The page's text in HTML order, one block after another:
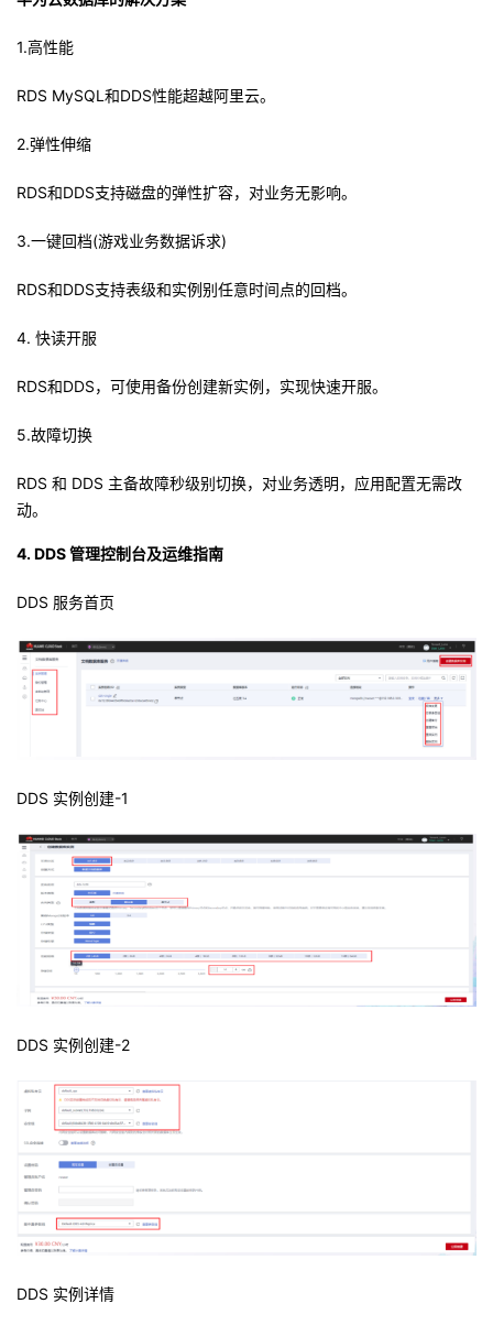
1.高性能
RDS MySQL和DDS性能超越阿里云。
2.弹性伸缩
RDS和DDS支持磁盘的弹性扩容，对业务无影响。
3.一键回档(游戏业务数据诉求)
RDS和DDS支持表级和实例别任意时间点的回档。
4. 快读开服
RDS和DDS，可使用备份创建新实例，实现快速开服。
5.故障切换
RDS 和 DDS 主备故障秒级别切换，对业务透明，应用配置无需改
动。
4. DDS 管理控制台及运维指南
DDS 服务首页
DDS 实例创建-1
DDS 实例创建-2
DDS 实例详情